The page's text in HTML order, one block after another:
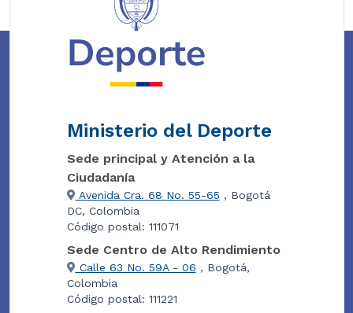
Ministerio del Deporte
Sede principal y Atención a la
Ciudadanía
Avenida Cra. 68 No. 55-65 , Bogotá
DC, Colombia
Código postal: 111071
Sede Centro de Alto Rendimiento
Calle 63 No. 59A - 06 , Bogotá,
Colombia
Código postal: 111221